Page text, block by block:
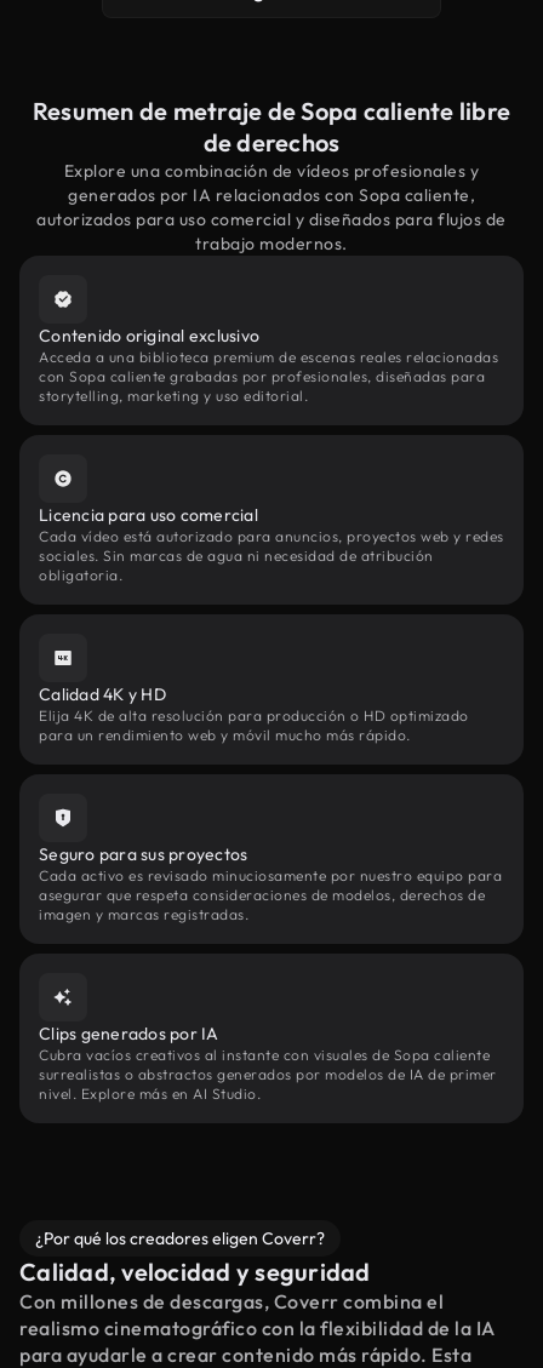
Resumen de metraje de Sopa caliente libre
de derechos
Explore una combinación de vídeos profesionales y
generados por IA relacionados con Sopa caliente,
autorizados para uso comercial y diseñados para flujos de
trabajo modernos.
Contenido original exclusivo
Acceda a una biblioteca premium de escenas reales relacionadas
con Sopa caliente grabadas por profesionales, diseñadas para
storytelling, marketing y uso editorial.
Licencia para uso comercial
Cada vídeo está autorizado para anuncios, proyectos web y redes
sociales. Sin marcas de agua ni necesidad de atribución
obligatoria.
Calidad 4K y HD
Elija 4K de alta resolución para producción o HD optimizado
para un rendimiento web y móvil mucho más rápido.
Seguro para sus proyectos
Cada activo es revisado minuciosamente por nuestro equipo para
asegurar que respeta consideraciones de modelos, derechos de
imagen y marcas registradas.
Clips generados por IA
Cubra vacíos creativos al instante con visuales de Sopa caliente
surrealistas o abstractos generados por modelos de IA de primer
nivel. Explore más en AI Studio.
¿Por qué los creadores eligen Coverr?
Calidad, velocidad y seguridad
Con millones de descargas, Coverr combina el
realismo cinematográfico con la flexibilidad de la IA
para ayudarle a crear contenido más rápido. Esta